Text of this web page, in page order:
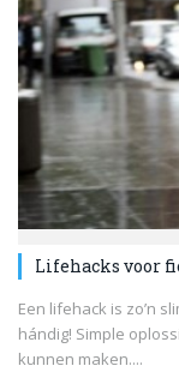
Lifehacks voor
Een lifehack is zo’n
hándig! Simple
kunnen maken....